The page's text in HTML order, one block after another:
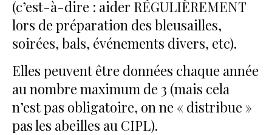
(c’est-à-dire : aider RÉGULIÈREMENT
lors de préparation des bleusailles,
soirées, bals, événements divers, etc).
Elles peuvent être données chaque année
au nombre maximum de 3 (mais cela
n’est pas obligatoire, on ne « distribue »
pas les abeilles au CIPL).